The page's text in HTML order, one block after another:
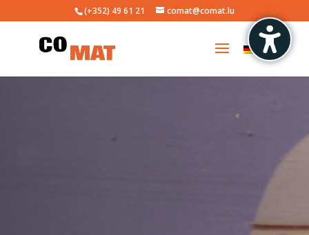
(+352) 49 61 21 comat@comat.lu